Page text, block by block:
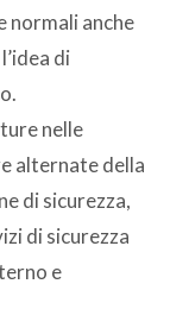
normali anche
di
nelle
alternate della
di sicurezza,
di sicurezza
e